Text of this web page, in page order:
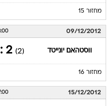
מחזור 15
09/12/2012
ווסטהאם יונייטד (2)
2 : 3
מחזור 16
15/12/2012